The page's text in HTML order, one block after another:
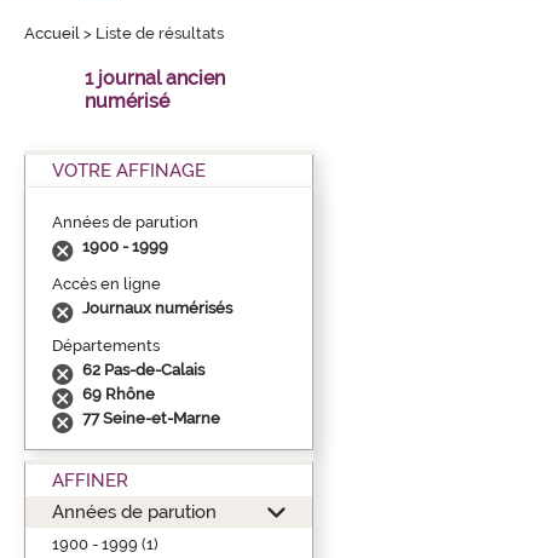
Accueil > Liste de résultats
1 journal ancien
numérisé
VOTRE AFFINAGE
Années de parution
1900 - 1999
Accès en ligne
Journaux numérisés
Départements
62 Pas-de-Calais
69 Rhône
77 Seine-et-Marne
AFFINER
Années de parution
1900 - 1999 (1)